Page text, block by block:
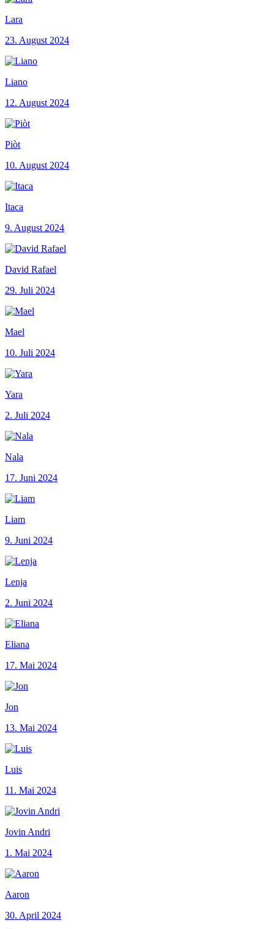
Lara
23. August 2024
Liano
12. August 2024
Piòt
10. August 2024
Itaca
9. August 2024
David Rafael
29. Juli 2024
Mael
10. Juli 2024
Yara
2. Juli 2024
Nala
17. Juni 2024
Liam
9. Juni 2024
Lenja
2. Juni 2024
Eliana
17. Mai 2024
Jon
13. Mai 2024
Luis
11. Mai 2024
Jovin Andri
1. Mai 2024
Aaron
30. April 2024